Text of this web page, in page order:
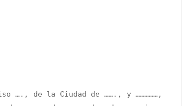
…., de la Ciudad de ……., y ……………,